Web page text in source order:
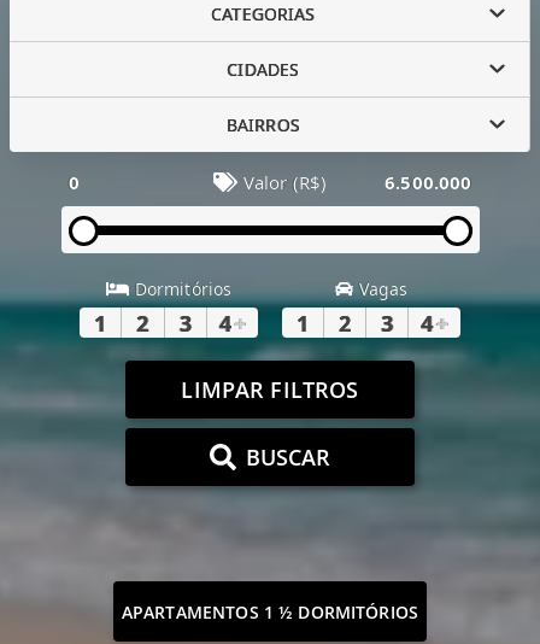
CATEGORIAS
CIDADES
BAIRROS
0 Valor (R$) 6.500.000
Dormitórios
1 2 3 4+
Vagas
1 2 3 4+
LIMPAR FILTROS
BUSCAR
APARTAMENTOS 1 ½ DORMITÓRIOS